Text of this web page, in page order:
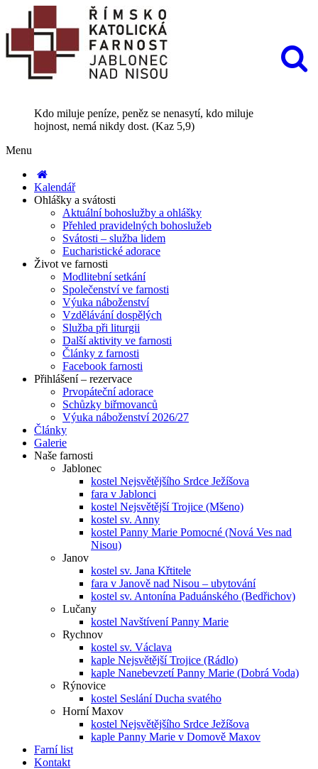
Kdo miluje peníze, peněz se nenasytí, kdo miluje
hojnost, nemá nikdy dost. (Kaz 5,9)
Menu
Kalendář
Ohlášky a svátosti
Aktuální bohoslužby a ohlášky
Přehled pravidelných bohoslužeb
Svátosti – služba lidem
Eucharistické adorace
Život ve farnosti
Modlitební setkání
Společenství ve farnosti
Výuka náboženství
Vzdělávání dospělých
Služba při liturgii
Další aktivity ve farnosti
Články z farnosti
Facebook farnosti
Přihlášení – rezervace
Prvopáteční adorace
Schůzky biřmovanců
Výuka náboženství 2026/27
Články
Galerie
Naše farnosti
Jablonec
kostel Nejsvětějšího Srdce Ježíšova
fara v Jablonci
kostel Nejsvětější Trojice (Mšeno)
kostel sv. Anny
kostel Panny Marie Pomocné (Nová Ves nad
Nisou)
Janov
kostel sv. Jana Křtitele
fara v Janově nad Nisou – ubytování
kostel sv. Antonína Paduánského (Bedřichov)
Lučany
kostel Navštívení Panny Marie
Rychnov
kostel sv. Václava
kaple Nejsvětější Trojice (Rádlo)
kaple Nanebevzetí Panny Marie (Dobrá Voda)
Rýnovice
kostel Seslání Ducha svatého
Horní Maxov
kostel Nejsvětějšího Srdce Ježíšova
kaple Panny Marie v Domově Maxov
Farní list
Kontakt